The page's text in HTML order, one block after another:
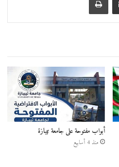
أبواب مفتوحة على جامعة تيبازة
منذ 4 أسابيع